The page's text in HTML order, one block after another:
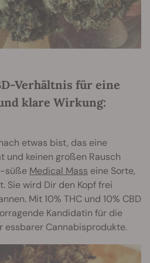
Verhältnis für eine
klare Wirkung:
etwas bist, das eine
und keinen großen Rausch
süße Medical Mass eine Sorte,
Sie wird Dir den Kopf frei
Mit 10% THC und 10% CBD
Kandidatin für die
essbarer Cannabisprodukte.